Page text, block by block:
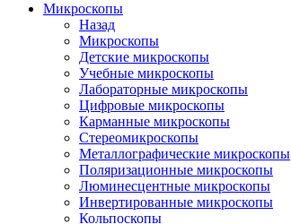
Микроскопы
Назад
Микроскопы
Детские микроскопы
Учебные микроскопы
Лабораторные микроскопы
Цифровые микроскопы
Карманные микроскопы
Стереомикроскопы
Металлографические микроскопы
Поляризационные микроскопы
Люминесцентные микроскопы
Инвертированные микроскопы
Кольпоскопы